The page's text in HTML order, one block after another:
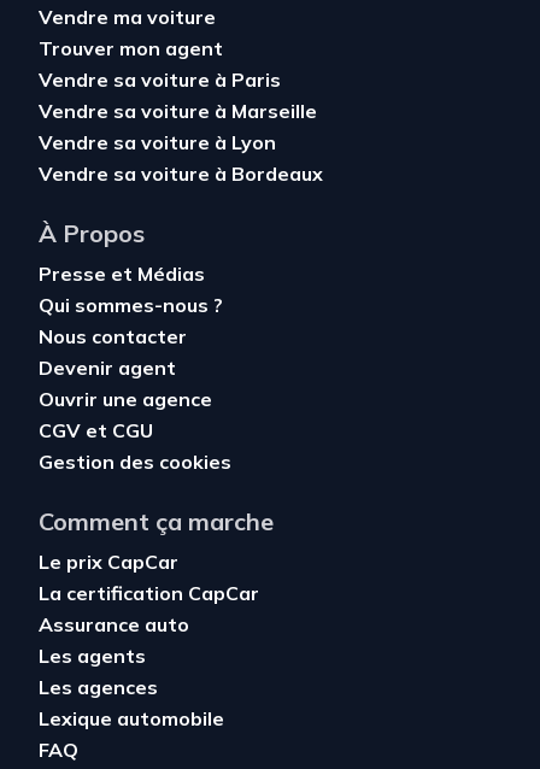
Vendre ma voiture
Trouver mon agent
Vendre sa voiture à Paris
Vendre sa voiture à Marseille
Vendre sa voiture à Lyon
Vendre sa voiture à Bordeaux
À Propos
Presse et Médias
Qui sommes-nous ?
Nous contacter
Devenir agent
Ouvrir une agence
CGV et CGU
Gestion des cookies
Comment ça marche
Le prix CapCar
La certification CapCar
Assurance auto
Les agents
Les agences
Lexique automobile
FAQ